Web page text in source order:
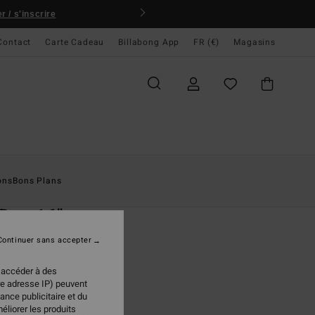
/ s'inscrire
Carte Cadeau Billabong App FR (€) Magasins
Bons Plans
16"
de bain Marron Homme
€
à des
adresse IP) peuvent
publicitaire et du
les produits
sans accepter